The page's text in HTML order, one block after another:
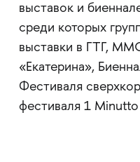
выставок и
среди которых
выставки в ГТГ,
«Екатерина»,
Фестиваля
фестиваля 1 Minutto